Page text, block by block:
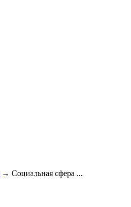
→ Социальная сфера ...